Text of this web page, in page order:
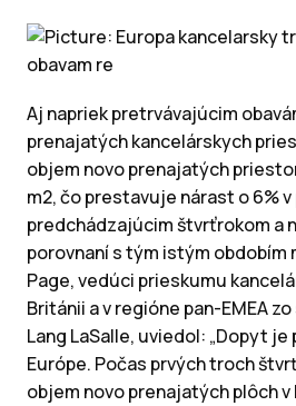
Aj napriek pretrvávajúcim
prenajatých kancelárskych
objem novo prenajatých
m2, čo prestavuje nárast o 6% v
predchádzajúcim štvrťrokom a
porovnaní s tým istým obdobím
Page, vedúci prieskumu
Británii a v regióne pan-EMEA
Lang LaSalle, uviedol: „Dopyt
Európe. Počas prvých troch
objem novo prenajatých plôch